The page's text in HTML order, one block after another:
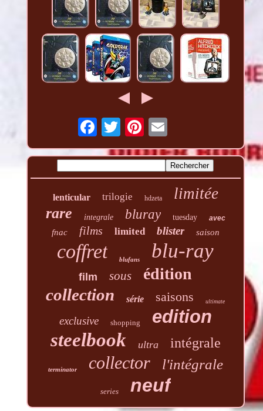
lenticular trilogie hdzeta limitée
rare integrale bluray tuesday avec
fnac films limited blister saison
coffret blufans blu-ray
film sous édition
collection série saisons ultimate
exclusive shopping edition
steelbook ultra intégrale
terminator collector l'intégrale
series neuf